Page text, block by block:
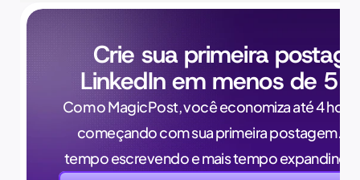
Crie sua primeira
LinkedIn em menos de 5
Com o MagicPost, você economiza até 4
começando com sua primeira postagem.
tempo escrevendo e mais tempo